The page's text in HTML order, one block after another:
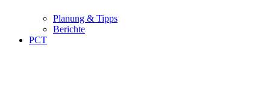
Planung & Tipps
Berichte
PCT